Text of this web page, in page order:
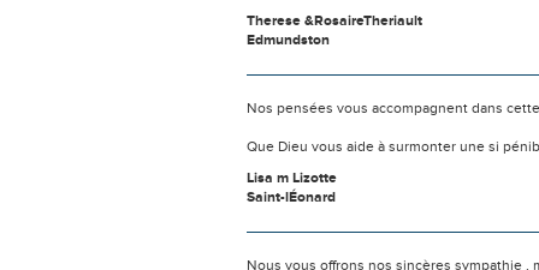
Therese &RosaireTheriault
Edmundston
Nos pensées vous accompagnent dans
Que Dieu vous aide à surmonter une si
Lisa m Lizotte
Saint-lÉonard
Nous vous offrons nos sincères sympathie